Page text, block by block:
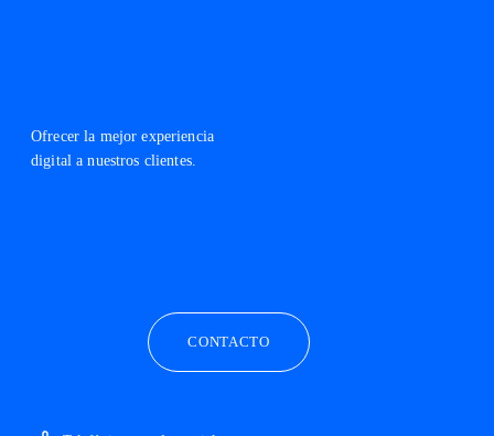
Ofrecer la mejor experiencia
digital a nuestros clientes.
CONTACTO